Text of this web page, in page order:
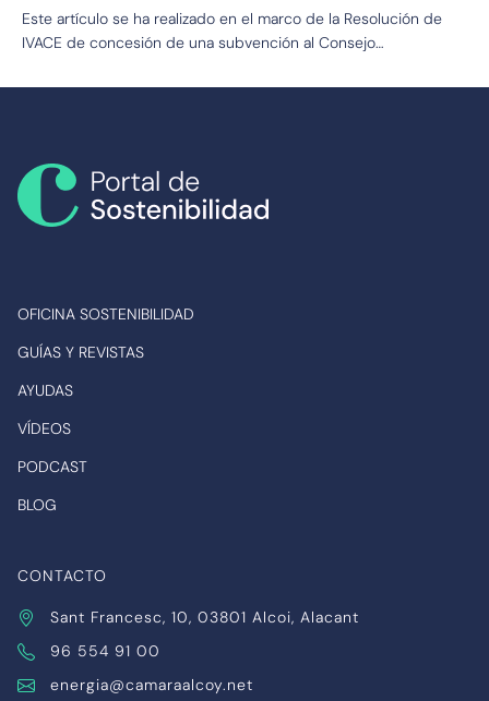
empresas sostenibles
Este artículo se ha realizado en el marco de la Resolución de
IVACE de concesión de una subvención al Consejo…
OFICINA SOSTENIBILIDAD
GUÍAS Y REVISTAS
AYUDAS
VÍDEOS
PODCAST
BLOG
CONTACTO
Sant Francesc, 10, 03801 Alcoi, Alacant
96 554 91 00
energia@camaraalcoy.net